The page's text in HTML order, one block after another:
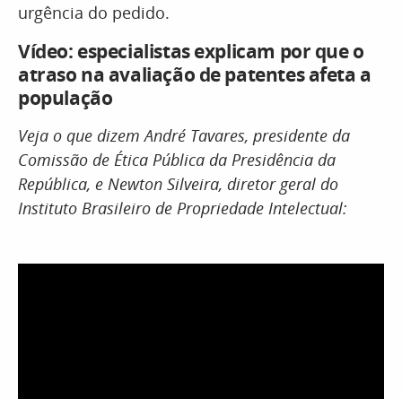
urgência do pedido.
Vídeo: especialistas explicam por que o
atraso na avaliação de patentes afeta a
população
Veja o que dizem André Tavares, presidente da
Comissão de Ética Pública da Presidência da
República, e Newton Silveira, diretor geral do
Instituto Brasileiro de Propriedade Intelectual: